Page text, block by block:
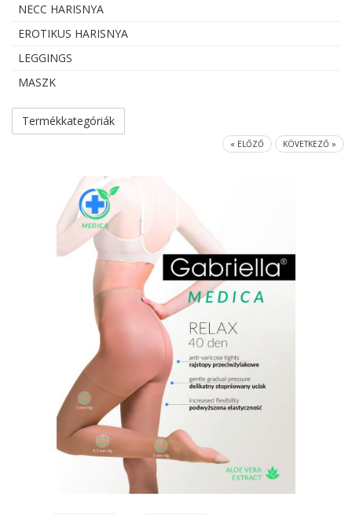
NECC HARISNYA
EROTIKUS HARISNYA
LEGGINGS
MASZK
Termékkategóriák
« ELŐZŐ KÖVETKEZŐ »